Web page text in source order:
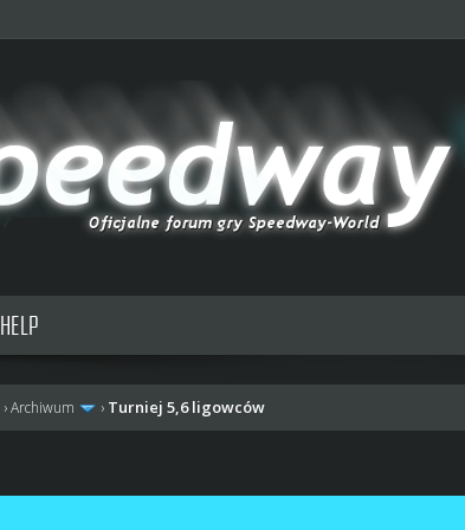
HELP
›Archiwum › Turniej 5,6 ligowców